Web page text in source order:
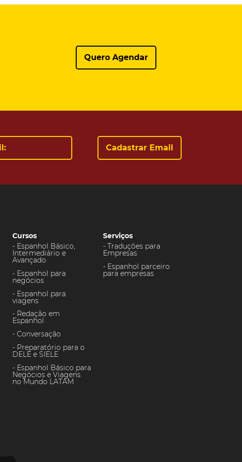
Quero Agendar
Cursos
Espanhol Básico,
Intermediário e
Avançado
Espanhol para
negócios
Espanhol para
viagens
Redação em
Espanhol
Conversação
Preparatório para o
DELE e SIELE
Espanhol Básico para
Negócios e Viagens
no Mundo LATAM
Serviços
Traduções para
Empresas
Espanhol parceiro
para empresas